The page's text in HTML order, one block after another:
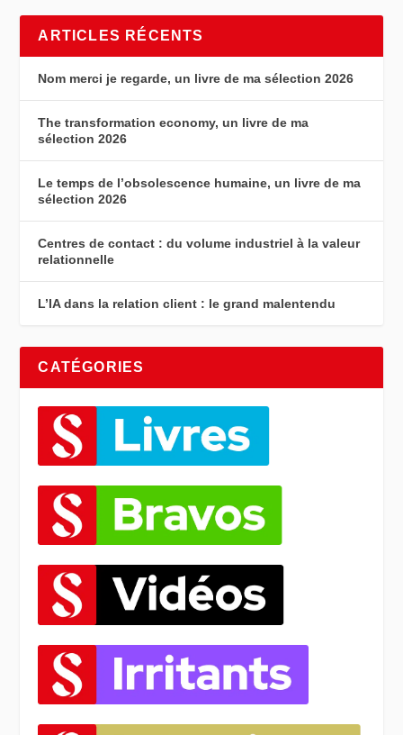
ARTICLES RÉCENTS
Nom merci je regarde, un livre de ma sélection 2026
The transformation economy, un livre de ma
sélection 2026
Le temps de l’obsolescence humaine, un livre de ma
sélection 2026
Centres de contact : du volume industriel à la valeur
relationnelle
L’IA dans la relation client : le grand malentendu
CATÉGORIES